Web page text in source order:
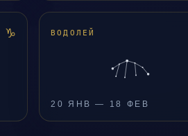
♑ ВОДОЛЕЙ
20 ЯНВ — 18 ФЕВ